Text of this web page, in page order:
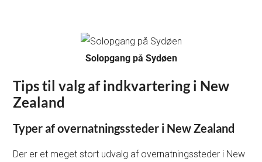
Solopgang på Sydøen
Tips til valg af indkvartering i New
Zealand
Typer af overnatningssteder i New Zealand
Der er et meget stort udvalg af overnatningssteder i New